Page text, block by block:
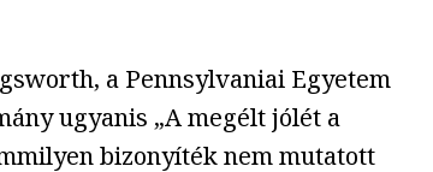
a Pennsylvaniai Egyetem
ugyanis „A megélt jólét a
bizonyíték nem mutatott